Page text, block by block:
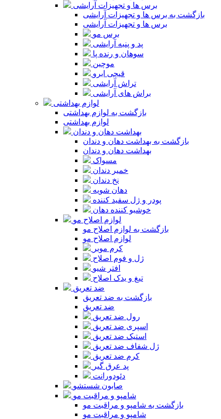
برس ها و تجهیزات آرایشی
بازگشت به برس ها و تجهیزات آرایشی
برس ها و تجهیزات آرایشی
برس مو
پد و پنبه آرایشی
سوهان و رنده پا
موچین
قیچی ابرو
تراش آرایشی
براش های آرایشی
لوازم بهداشتی
بازگشت به لوازم بهداشتی
لوازم بهداشتی
بهداشت دهان و دندان
بازگشت به بهداشت دهان و دندان
بهداشت دهان و دندان
مسواک
خمیر دندان
نخ دندان
دهان شویه
پودر و ژل سفید کننده
خوشبو کننده دهان
لوازم اصلاح مو
بازگشت به لوازم اصلاح مو
لوازم اصلاح مو
کرم موبر
ژل و فوم اصلاح
افتر شیو
تیغ و یدک اصلاح
ضد تعریق
بازگشت به ضد تعریق
ضد تعریق
رول ضد تعریق
اسپری ضد تعریق
استیک ضد تعریق
ژل شفاف ضد تعریق
کرم ضد تعریق
پد عرق گیر
دئودورانت
صابون شستشو
شامپو و مراقبت مو
بازگشت به شامپو و مراقبت مو
شامپو و مراقبت مو